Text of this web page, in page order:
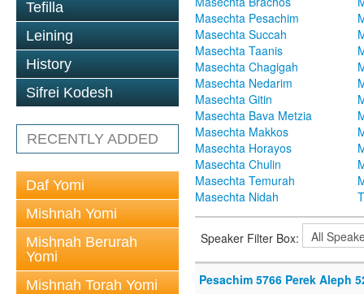
Tefilla
Leining
History
Sifrei Kodesh
RECENTLY ADDED
Daf Yomi
Mishnah Yomi
Mishnah Berurah
Yomi
Mishnah Torah Yomi
Masechta Pesachim
Masechta Succah
Masechta Taanis
Masechta Chagigah
Masechta Nedarim
Masechta Gitin
Masechta Bava Metzia
Masechta Makkos
Masechta Horayos
Masechta Chulin
Masechta Temurah
Masechta Nidah
Speaker Filter Box:
Pesachim 5766 Perek Aleph